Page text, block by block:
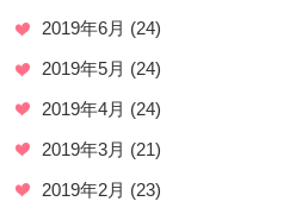
2019年6月 (24)
2019年5月 (24)
2019年4月 (24)
2019年3月 (21)
2019年2月 (23)